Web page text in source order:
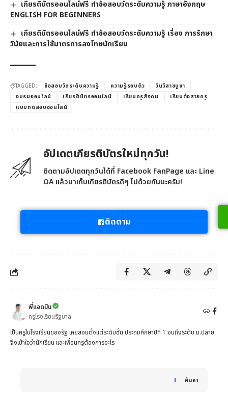
เกียรติบัตรออนไลน์ฟรี ทำข้อสอบวัดระดับความรู้ ภาษาอังกฤษ
ENGLISH FOR BEGINNERS
เกียรติบัตรออนไลน์ฟรี ทำข้อสอบวัดระดับความรู้ เรื่อง การรักษา
วินัยและการใช้มาตรการลงโทษนักเรียน
TAGGED: ข้อสอบวัดระดับความรู้ ความรู้รอบตัว
วันวิสาขบูชา
อบรมออนไลน์
เกียรติบัตรออนไลน์ เรียนครูสังคม
เรียนต่อสายครู
แบบทดสอบออนไลน์
อัปเดตเกียรติบัตรใหม่ทุกวัน!
ติดตามอัปเดตทุกวันได้ที่ Facebook FanPage และ Line
OA แล้วมาเก็บเกียรติบัตรดีๆ ไปด้วยกันนะครับ!
ติดตาม
พี่แอดมิน
ครูโรงเรียนรัฐบาล
เป็นครูในโรงเรียนของรัฐ เคยสอนตั้งแต่ระดับชั้น ประถมศึกษาปีที่ 1 จนถึงระดับ ม.ปลาย
จึงเข้าใจว่านักเรียน และเพื่อนครูต้องการอะไร
ค้นหา
When autocomplete results are available use up and